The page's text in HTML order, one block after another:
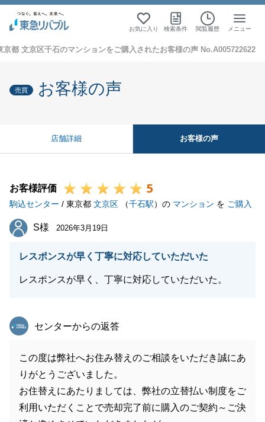
お気に入り 検索条件 閲覧履歴 メニュー
京都 文京区千石のマンションをご購入されたお客様の声 No.A005722622
売買 お客様の声
店舗詳細 お客様の声
お客様評価 5
駒込センター / 東京都 文京区 （千石駅）の マンション を ご購入
S様
S様 2026年3月19日
レスポンスが早く丁寧に対応していただいた
レスポンスが早く、丁寧に対応していただいた。
東急リバブル
センターからの返答
この度は弊社へお住み替えのご相談をいただき誠にあ
りがとうございました。
お住替えにあたりましては、弊社の立替払い制度をご
利用いただくことで売却完了前に購入のご契約～ご決